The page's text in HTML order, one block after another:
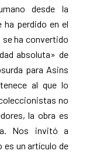
desde la
ha perdido en el
ha convertido
absoluta» de
para Asins
al que lo
no
la obra es
Nos invitó a
es un artículo de